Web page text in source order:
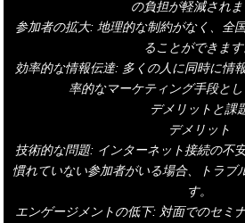
の負担が軽減されま
参加者の拡大: 地理的な制約がなく、全
ることができます
効率的な情報伝達: 多くの人に同時に情
率的なマーケティング手段とし
デメリットと課
デメリット
技術的な問題: インターネット接続の不
慣れていない参加者がいる場合、トラブ
す。
エンゲージメントの低下: 対面でのセミ